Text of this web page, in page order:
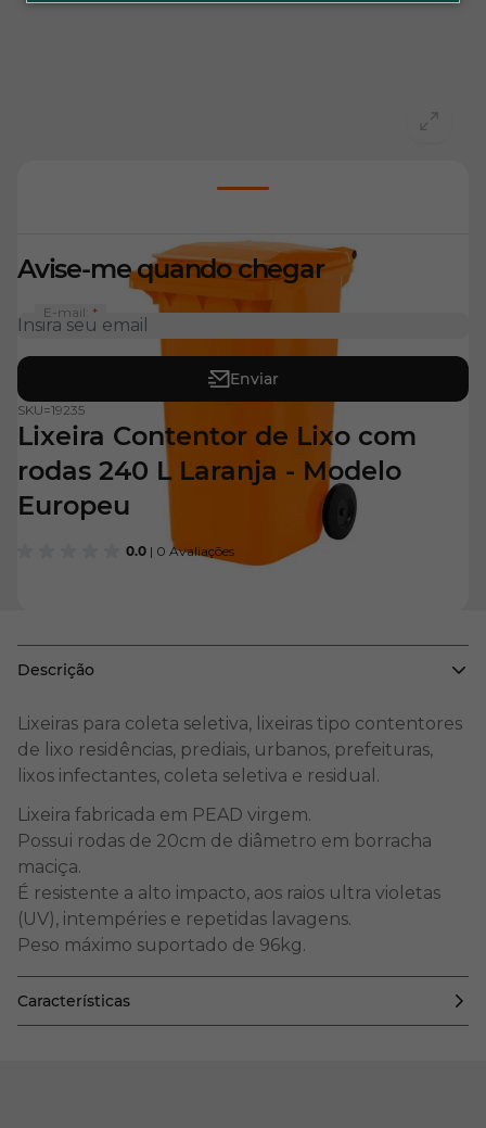
0.0 | 0 Avaliações
SKU=19235
Lixeira Contentor de Lixo com
rodas 240 L Laranja - Modelo
Europeu
Avise-me quando chegar
E-mail:
Enviar
Descrição
Lixeiras para coleta seletiva, lixeiras tipo contentores
de lixo residências, prediais, urbanos, prefeituras,
lixos infectantes, coleta seletiva e residual.
Lixeira fabricada em PEAD virgem.
Possui rodas de 20cm de diâmetro em borracha
maciça.
É resistente a alto impacto, aos raios ultra violetas
(UV), intempéries e repetidas lavagens.
Peso máximo suportado de 96kg.
Características